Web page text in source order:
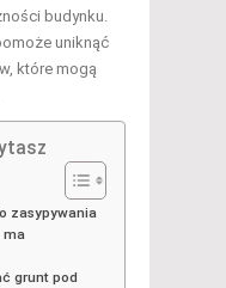
budynku.
uniknąć
które mogą
zasypywania
ma
grunt pod